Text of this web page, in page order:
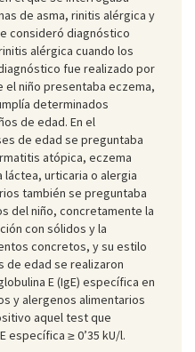
de asma, rinitis alérgica y
consideró diagnóstico
alérgica cuando los
fue realizado por
el niño presentaba eczema,
determinados
de edad. En el
de edad se preguntaba
atópica, eczema
urticaria o alergia
también se preguntaba
del niño, concretamente la
con sólidos y la
concretos, y su estilo
de edad se realizaron
E (IgE) específica en
y alergenos alimentarios
aquel test que
específica ≥ 0’35 kU/l.